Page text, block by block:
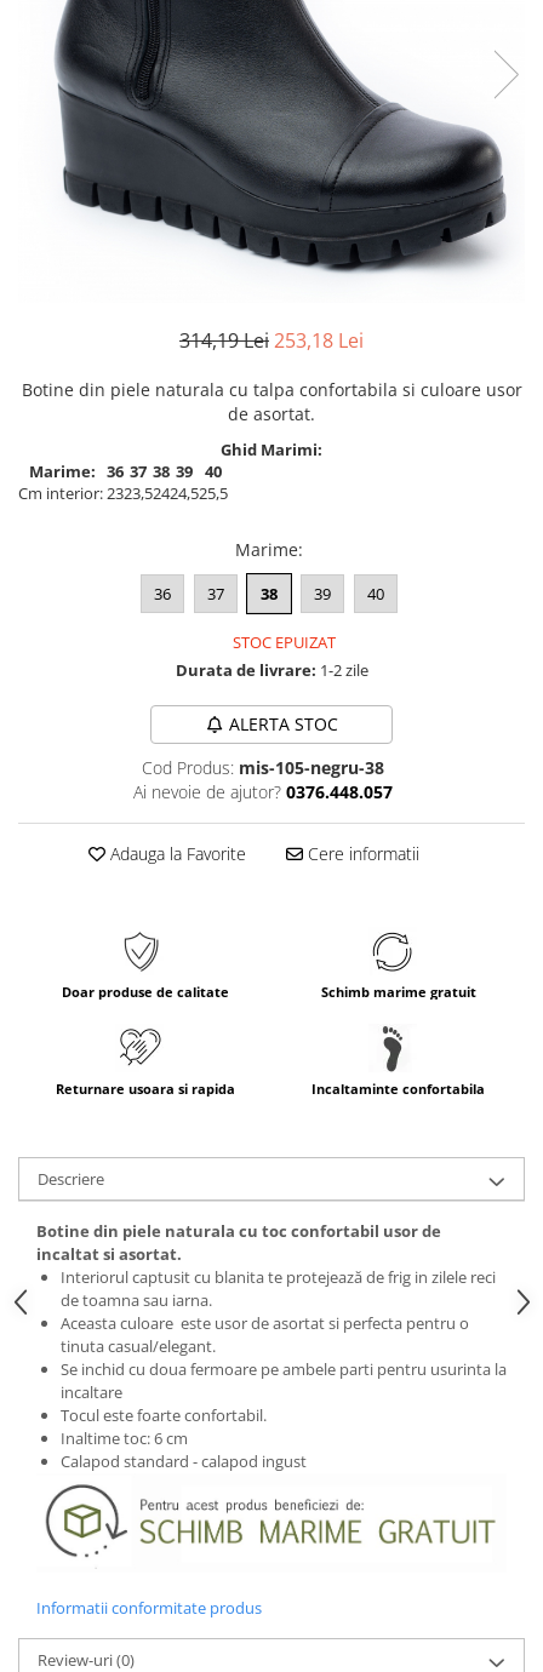
Doss
Vesna
Dr. Feet
314,19 Lei253,18 Lei
Botine din piele naturala cu talpa confortabila si culoare usor
de asortat.
Ghid Marimi:
Marime: 36 37 38 39 40
Cm interior:2323,52424,525,5
Marime:
36 37 38 39 40
STOC EPUIZAT
Durata de livrare: 1-2 zile
ALERTA STOC
Cod Produs: mis-105-negru-38
Ai nevoie de ajutor? 0376.448.057
Adauga la Favorite Cere informatii
Doar produse de calitate Schimb marime gratuit
Returnare usoara si rapida Incaltaminte confortabila
Descriere
Botine din piele naturala cu toc confortabil usor de
incaltat si asortat.
Interiorul captusit cu blanita te protejează de frig in zilele reci
de toamna sau iarna.
Aceasta culoare este usor de asortat si perfecta pentru o
tinuta casual/elegant.
Se inchid cu doua fermoare pe ambele parti pentru usurinta la
incaltare
Tocul este foarte confortabil.
Inaltime toc: 6 cm
Calapod standard - calapod ingust
Informatii conformitate produs
Review-uri(0)